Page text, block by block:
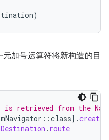
)
加号运算符将新构造的目
is retrieved from the
::class] .
. route